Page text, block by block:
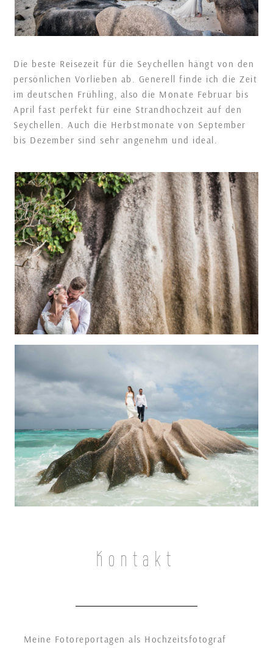
Die beste Reisezeit für die Seychellen hängt von den
persönlichen Vorlieben ab. Generell finde ich die Zeit
im deutschen Frühling, also die Monate Februar bis
April fast perfekt für eine Strandhochzeit auf den
Seychellen. Auch die Herbstmonate von September
bis Dezember sind sehr angenehm und ideal.
Kontakt
Meine Fotoreportagen als Hochzeitsfotograf